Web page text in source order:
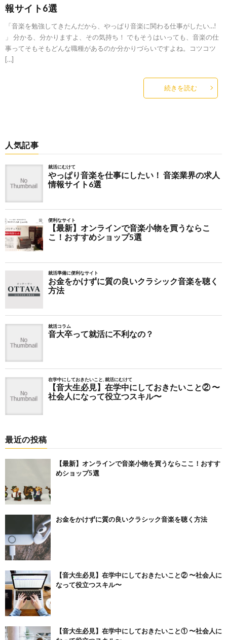
報サイト6選
「音楽を勉強してきたんだから、やっぱり音楽に関わる仕事がしたい…!
」 分かる、分かりますよ、その気持ち！ でもそうはいっても、音楽の仕
事ってそもそもどんな職種があるのか分かりづらいですよね。コツコツ
[…]
続きを読む
人気記事
最近の投稿
【最新】オンラインで音楽小物を買うならここ！おすす
めショップ5選
お金をかけずに質の良いクラシック音楽を聴く方法
【音大生必見】在学中にしておきたいこと② 〜社会人に
なって役立つスキル〜
【音大生必見】在学中にしておきたいこと① 〜社会人に